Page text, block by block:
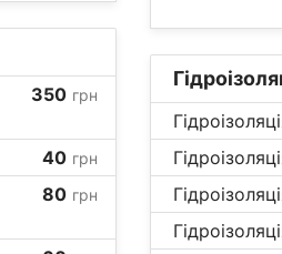
350 грн
40 грн
80 грн